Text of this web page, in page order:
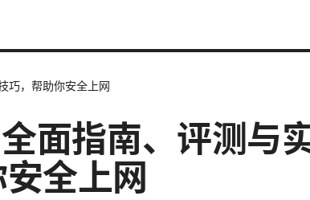
巧，帮助你安全上网
面指南、评测与
全上网